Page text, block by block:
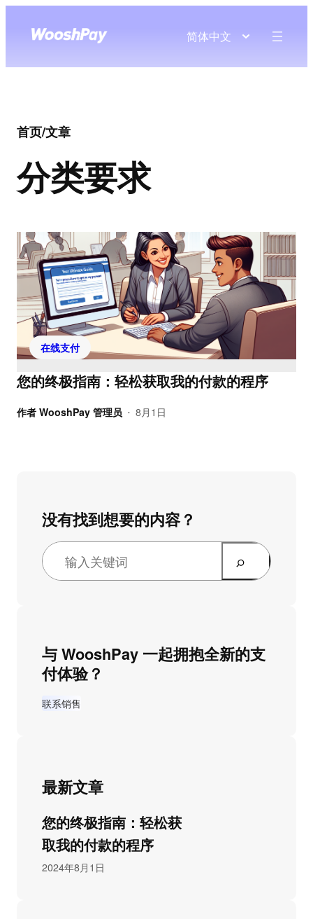
简体中文
首页/文章
分类要求
在线支付
您的终极指南：轻松获取我的付款的程序
作者 WooshPay 管理员 • 8月1日
没有找到想要的内容？
与 WooshPay 一起拥抱全新的支
付体验？
联系销售
最新文章
您的终极指南：轻松获
取我的付款的程序
2024年8月1日